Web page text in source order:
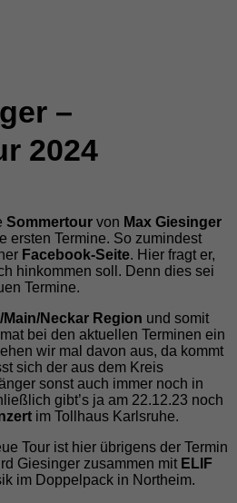
–
2024
Sommertour von Max Giesinger
ersten Termine. So zumindest
Facebook-Seite. Hier fragt er,
hinkommen soll. Denn dies sei
Termine.
Main/Neckar Region und somit
bei den aktuellen Terminen ein
wir mal davon aus, da kommt
sich der aus dem Kreis
sonst auch immer noch in
gibt’s ja am 22.12.23 noch
im Tollhaus Karlsruhe.
Tour ist hier übrigens der Termin
Giesinger zusammen mit ELIF
im Doppelpack in Northeim.